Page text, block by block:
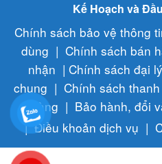
Kế Hoạch và
Chính sách bảo vệ thông
dùng | Chính sách bán
nhận | Chính sách đại lý
chung | Chính sách
hàng | Bảo hành, đổi
|Điều khoản dịch vụ |